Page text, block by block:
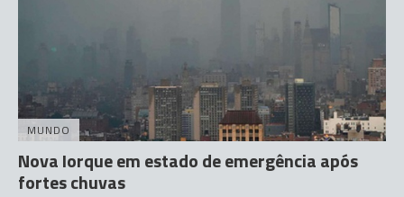
MUNDO
Nova Iorque em estado de emergência após
fortes chuvas